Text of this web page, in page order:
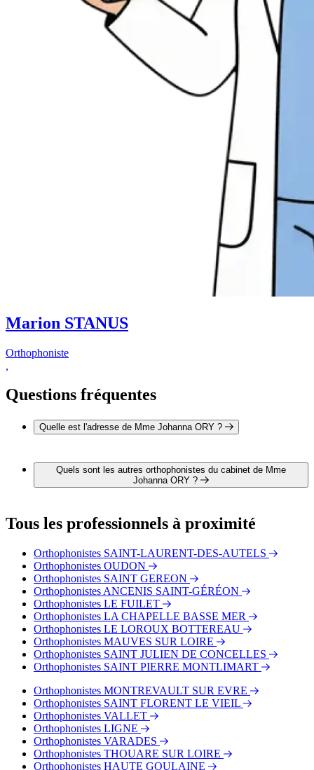
Marion STANUS
Orthophoniste
Questions fréquentes
Quelle est l'adresse de Mme Johanna ORY ?
Clisson 49530 ORÉE D'ANJOU
Quels sont les autres orthophonistes du cabinet de Mme
Johanna ORY ?
Mme Johanna ORY :
Mme Sophie BEUVANT
Mme Marion STANUS
Tous les professionnels à proximité
Orthophonistes SAINT-LAURENT-DES-AUTELS
Orthophonistes OUDON
Orthophonistes SAINT GEREON
Orthophonistes ANCENIS SAINT-GÉRÉON
Orthophonistes LE FUILET
Orthophonistes LA CHAPELLE BASSE MER
Orthophonistes LE LOROUX BOTTEREAU
Orthophonistes MAUVES SUR LOIRE
Orthophonistes SAINT JULIEN DE CONCELLES
Orthophonistes SAINT PIERRE MONTLIMART
Orthophonistes MONTREVAULT SUR EVRE
Orthophonistes SAINT FLORENT LE VIEIL
Orthophonistes VALLET
Orthophonistes LIGNE
Orthophonistes VARADES
Orthophonistes THOUARE SUR LOIRE
Orthophonistes HAUTE GOULAINE